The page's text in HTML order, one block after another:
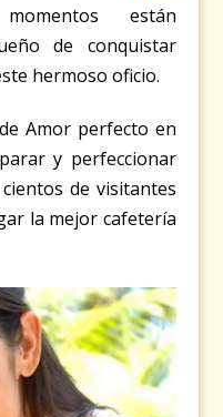
están
de conquistar
hermoso oficio.
Amor perfecto en
y perfeccionar
de visitantes
la mejor cafetería